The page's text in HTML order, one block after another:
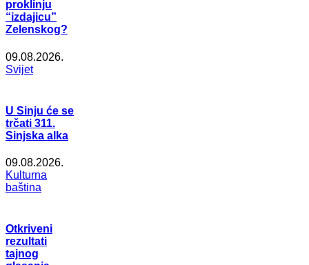
proklinju
“izdajicu”
Zelenskog?
09.08.2026.
Svijet
U Sinju će se
trčati 311.
Sinjska alka
09.08.2026.
Kulturna
baština
Otkriveni
rezultati
tajnog